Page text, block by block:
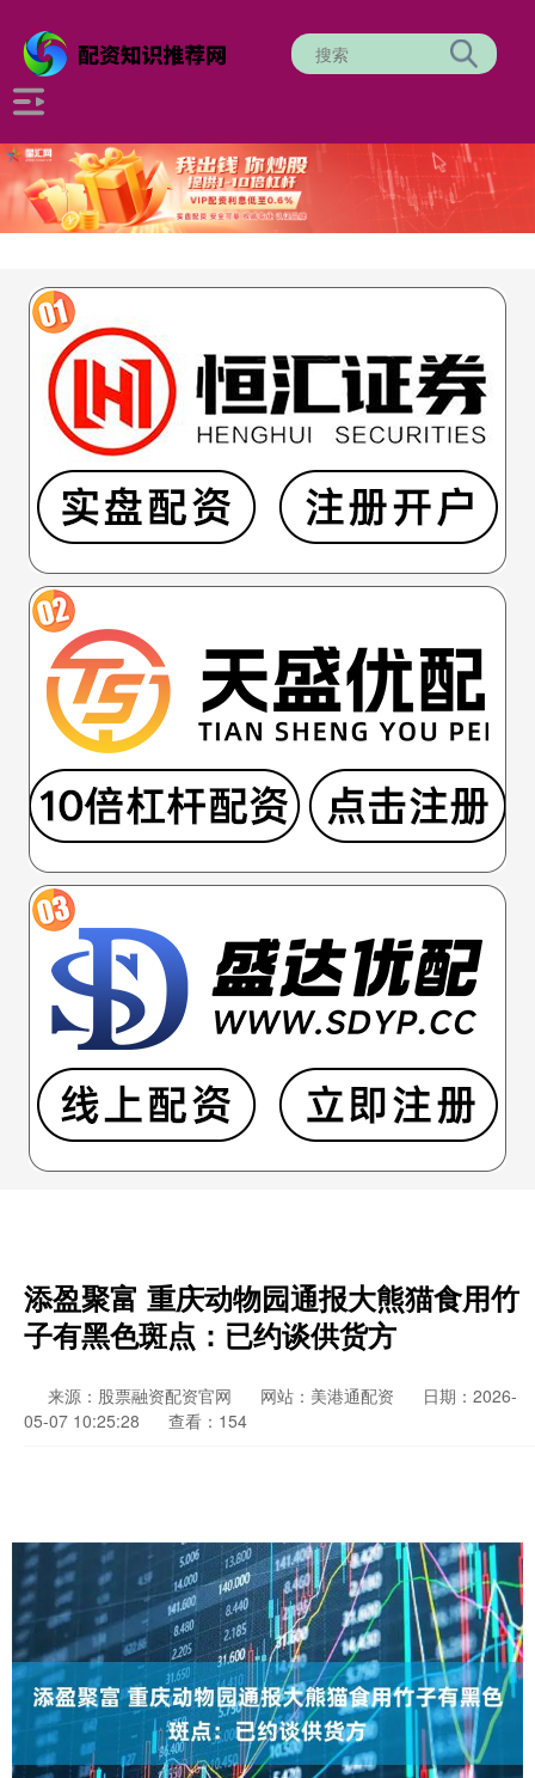
添盈聚富 重庆动物园通报大熊猫食用竹
子有黑色斑点：已约谈供货方
来源：股票融资配资官网 网站：美港通配资
日期：2026-
05-07 10:25:28
查看：154